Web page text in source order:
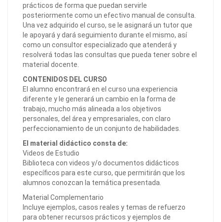
prácticos de forma que puedan servirle
posteriormente como un efectivo manual de consulta.
Una vez adquirido el curso, se le asignará un tutor que
le apoyará y dará seguimiento durante el mismo, así
como un consultor especializado que atenderá y
resolverá todas las consultas que pueda tener sobre el
material docente.
CONTENIDOS DEL CURSO
El alumno encontrará en el curso una experiencia
diferente y le generará un cambio en la forma de
trabajo, mucho más alineada a los objetivos
personales, del área y empresariales, con claro
perfeccionamiento de un conjunto de habilidades.
El material didáctico consta de:
Videos de Estudio
Biblioteca con videos y/o documentos didácticos
específicos para este curso, que permitirán que los
alumnos conozcan la temática presentada.
Material Complementario
Incluye ejemplos, casos reales y temas de refuerzo
para obtener recursos prácticos y ejemplos de